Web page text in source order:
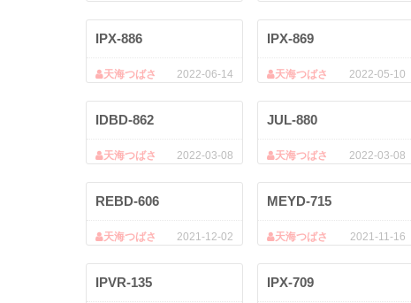
IPX-886
2022-06-14
天海つばさ
IPX-869
2022-05-10
天海つばさ
IDBD-862
2022-03-08
天海つばさ
JUL-880
2022-03-08
天海つばさ
REBD-606
2021-12-02
天海つばさ
MEYD-715
2021-11-16
天海つばさ
IPVR-135 IPX-709